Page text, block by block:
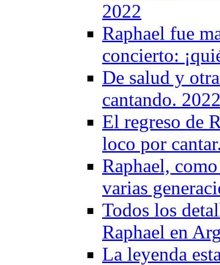
2022
Raphael fue
concierto:
De salud y
cantando.
El regreso de
loco por
Raphael,
varias
Todos los
Raphael en
La leyenda